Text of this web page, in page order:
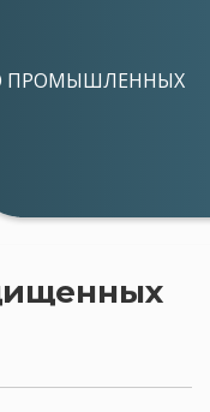
ПРОМЫШЛЕННЫХ